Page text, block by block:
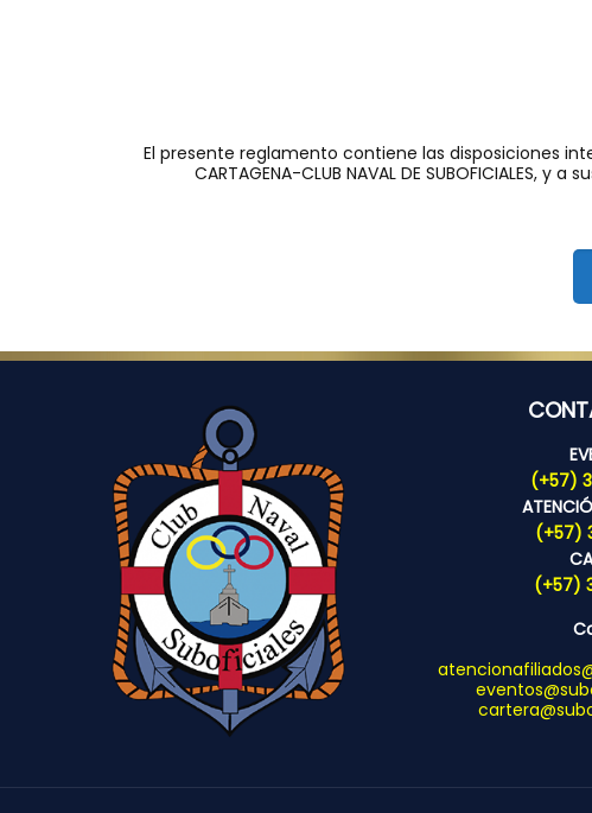
El presente reglamento contiene las disposiciones
CARTAGENA-CLUB NAVAL DE
(+57)
(+57)
(+57)